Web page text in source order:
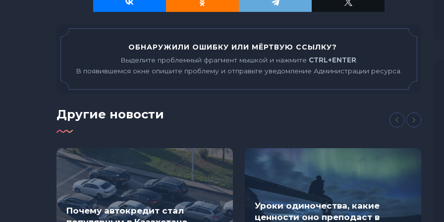
ОБНАРУЖИЛИ ОШИБКУ ИЛИ МЁРТВУЮ ССЫЛКУ?
Выделите проблемный фрагмент мышкой и нажмите CTRL+ENTER.
В появившемся окне опишите проблему и отправьте уведомление Администрации ресурса.
Другие новости
Почему автокредит стал
Уроки одиночества, какие
ценности оно преподаст в